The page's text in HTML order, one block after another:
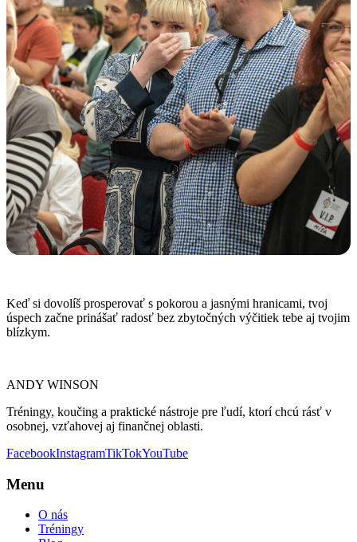
Keď si dovolíš prosperovať s pokorou a jasnými hranicami, tvoj
úspech začne prinášať radosť bez zbytočných výčitiek tebe aj tvojim
blízkym.
ANDY WINSON
Tréningy, koučing a praktické nástroje pre ľudí, ktorí chcú rásť v
osobnej, vzťahovej aj finančnej oblasti.
FacebookInstagramTikTokYouTube
Menu
O nás
Tréningy